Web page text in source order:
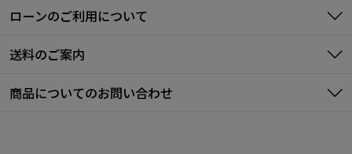
ローンのご利用について
送料のご案内
商品についてのお問い合わせ